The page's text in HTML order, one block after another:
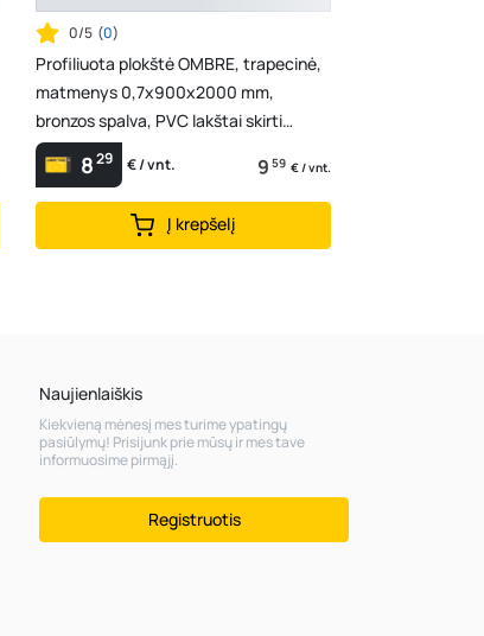
0/5 (0)
Profiliuota plokštė OMBRE, trapecinė,
matmenys 0,7x900x2000 mm,
bronzos spalva, PVC lakštai skirti
pastogėms, terasoms
829 € / vnt. 9 59 € / vnt.
Į krepšelį
Naujienlaiškis
Kiekvieną mėnesį mes turime ypatingų
pasiūlymų! Prisijunk prie mūsų ir mes tave
informuosime pirmąjį.
Registruotis